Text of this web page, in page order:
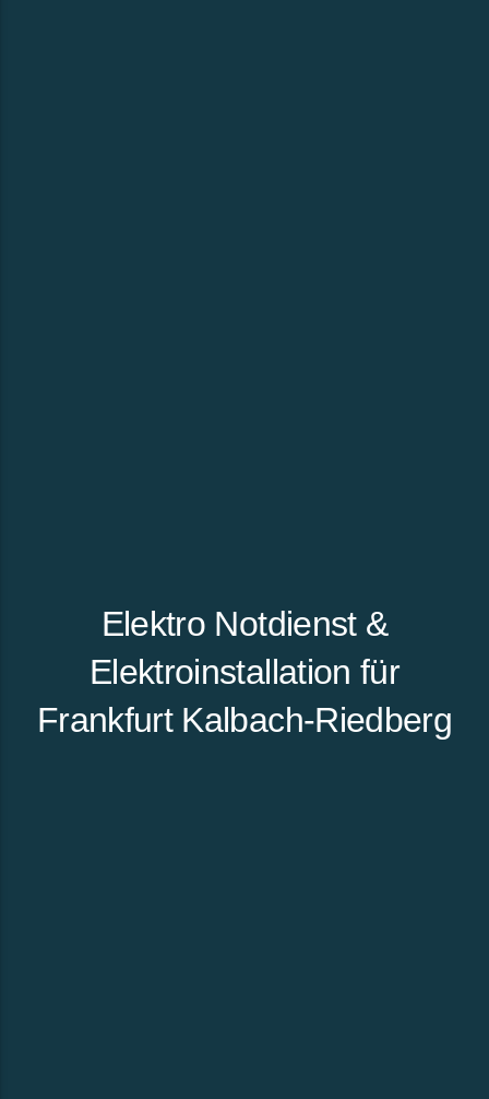
Elektro Notdienst &
Elektroinstallation für
Frankfurt Kalbach-Riedberg